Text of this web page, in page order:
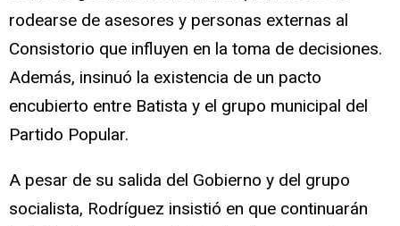
rodearse de asesores y personas externas al
Consistorio que influyen en la toma de decisiones.
Además, insinuó la existencia de un pacto
encubierto entre Batista y el grupo municipal del
Partido Popular.
A pesar de su salida del Gobierno y del grupo
socialista, Rodríguez insistió en que continuarán